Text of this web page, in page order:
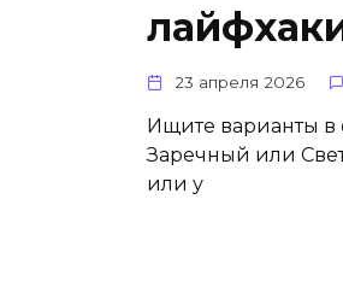
23 апреля 2026
Ищите варианты в
Заречный или
или у